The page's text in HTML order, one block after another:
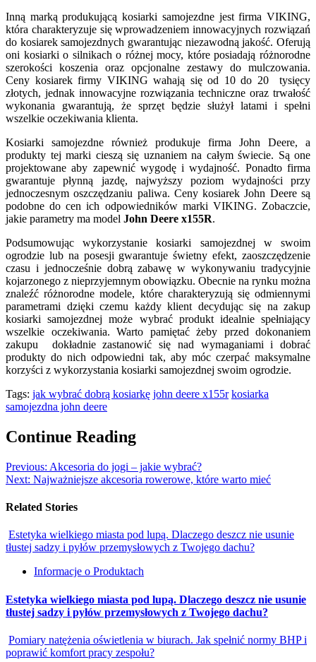
Inną marką produkującą kosiarki samojezdne jest firma VIKING,
która charakteryzuje się wprowadzeniem innowacyjnych rozwiązań
do kosiarek samojezdnych gwarantując niezawodną jakość. Oferują
oni kosiarki o silnikach o różnej mocy, które posiadają różnorodne
szerokości koszenia oraz opcjonalne zestawy do mulczowania.
Ceny kosiarek firmy VIKING wahają się od 10 do 20 tysięcy
złotych, jednak innowacyjne rozwiązania techniczne oraz trwałość
wykonania gwarantują, że sprzęt będzie służył latami i spełni
wszelkie oczekiwania klienta.
Kosiarki samojezdne również produkuje firma John Deere, a
produkty tej marki cieszą się uznaniem na całym świecie. Są one
projektowane aby zapewnić wygodę i wydajność. Ponadto firma
gwarantuje płynną jazdę, najwyższy poziom wydajności przy
jednoczesnym oszczędzaniu paliwa. Ceny kosiarek John Deere są
podobne do cen ich odpowiedników marki VIKING. Zobaczcie,
jakie parametry ma model John Deere x155R.
Podsumowując wykorzystanie kosiarki samojezdnej w swoim
ogrodzie lub na posesji gwarantuje świetny efekt, zaoszczędzenie
czasu i jednocześnie dobrą zabawę w wykonywaniu tradycyjnie
kojarzonego z nieprzyjemnym obowiązku. Obecnie na rynku można
znaleźć różnorodne modele, które charakteryzują się odmiennymi
parametrami dzięki czemu każdy klient decydując się na zakup
kosiarki samojezdnej może wybrać produkt idealnie spełniający
wszelkie oczekiwania. Warto pamiętać żeby przed dokonaniem
zakupu dokładnie zastanowić się nad wymaganiami i dobrać
produkty do nich odpowiedni tak, aby móc czerpać maksymalne
korzyści z wykorzystania kosiarki samojezdnej swoim ogrodzie.
Tags: jak wybrać dobrą kosiarkę john deere x155r kosiarka
samojezdna john deere
Continue Reading
Previous: Akcesoria do jogi – jakie wybrać?
Next: Najważniejsze akcesoria rowerowe, które warto mieć
Related Stories
Estetyka wielkiego miasta pod lupą. Dlaczego deszcz nie usunie
tłustej sadzy i pyłów przemysłowych z Twojego dachu?
Informacje o Produktach
Estetyka wielkiego miasta pod lupą. Dlaczego deszcz nie usunie
tłustej sadzy i pyłów przemysłowych z Twojego dachu?
Pomiary natężenia oświetlenia w biurach. Jak spełnić normy BHP i
poprawić komfort pracy zespołu?